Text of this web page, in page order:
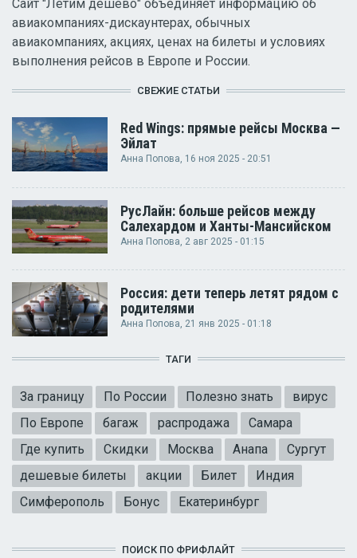
Сайт "Летим дешево" объединяет информацию об
авиакомпаниях-дискаунтерах, обычных
авиакомпаниях, акциях, ценах на билеты и условиях
выполнения рейсов в Европе и России.
СВЕЖИЕ СТАТЬИ
Red Wings: прямые рейсы Москва —
Эйлат
Анна Попова, 16 ноя 2025 - 20:51
РусЛайн: больше рейсов между
Салехардом и Ханты-Мансийском
Анна Попова , 2 авг 2025 - 01:15
Россия: дети теперь летят рядом с
родителями
Анна Попова, 21 янв 2025 - 01:18
ТАГИ
За границу По России Полезно знать
вирус
По Европе
багаж распродажа
Самара
Где купить
Скидки Москва Анапа
Сургут
дешевые билеты
акции Билет
Индия
Симферополь
Бонус Екатеринбург
ПОИСК ПО ФРИФЛАЙТ